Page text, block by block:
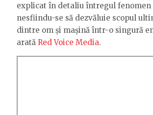
explicat în detaliu întregul fenomen
nesfiindu-se să dezvăluie scopul
dintre om și mașină într-o singură
arată Red Voice Media.